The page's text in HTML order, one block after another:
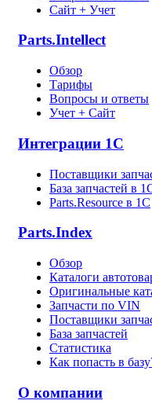
Сайт + Учет
Parts.Intellect
Обзор
Тарифы
Вопросы и ответы
Учет + Сайт
Интеграции 1С
Поставщики
База запчастей в
Parts.Resource в 1C
Parts.Index
Обзор
Каталоги
Оригинальные
Запчасти по VIN
Поставщики
База запчастей
Статистика
Как попасть в
О компании